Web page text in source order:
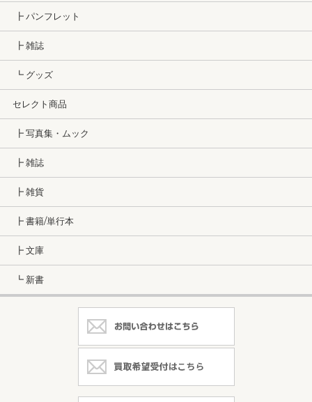
┣ パンフレット
┣ 雑誌
┗ グッズ
セレクト商品
┣ 写真集・ムック
┣ 雑誌
┣ 雑貨
┣ 書籍/単行本
┣ 文庫
┗ 新書